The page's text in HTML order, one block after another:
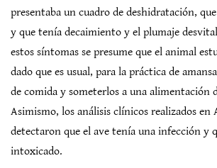
presentaba un cuadro de deshidratación,
y que tenía decaimiento y el plumaje
estos síntomas se presume que el animal
dado que es usual, para la práctica de
de comida y someterlos a una alimentación
Asimismo, los análisis clínicos realizados en
detectaron que el ave tenía una infección y
intoxicado.